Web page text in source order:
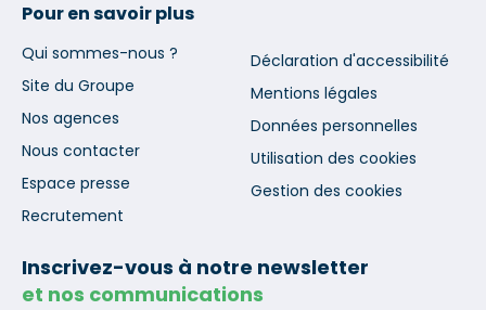
Pour en savoir plus
Qui sommes-nous ?
Site du Groupe
Nos agences
Nous contacter
Espace presse
Recrutement
Déclaration d'accessibilité
Mentions légales
Données personnelles
Utilisation des cookies
Gestion des cookies
Inscrivez-vous à notre newsletter
et nos communications